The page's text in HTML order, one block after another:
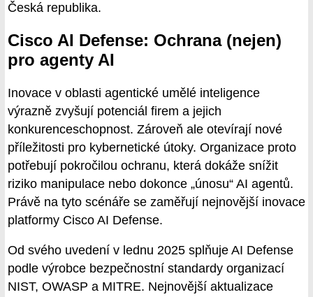
Česká republika.
Cisco AI Defense: Ochrana (nejen)
pro agenty AI
Inovace v oblasti agentické umělé inteligence
výrazně zvyšují potenciál firem a jejich
konkurenceschopnost. Zároveň ale otevírají nové
příležitosti pro kybernetické útoky. Organizace proto
potřebují pokročilou ochranu, která dokáže snížit
riziko manipulace nebo dokonce „únosu“ AI agentů.
Právě na tyto scénáře se zaměřují nejnovější inovace
platformy Cisco AI Defense.
Od svého uvedení v lednu 2025 splňuje AI Defense
podle výrobce bezpečnostní standardy organizací
NIST, OWASP a MITRE. Nejnovější aktualizace